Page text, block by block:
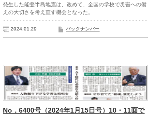
発生した能登半島地震は、改めて、全国の学校で災害への備
えの大切さを考え直す機会となった。
2024.01.29 バックナンバー
No．6400号（2024年1月15日号）10・11面で